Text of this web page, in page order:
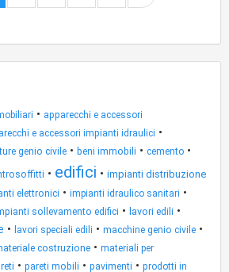
• apparecchi e accessori
e accessori impianti idraulici •
genio civile • beni immobili • cemento •
• edifici • impianti distribuzione
elettronici • impianti idraulico sanitari •
sollevamento edifici • lavori edili •
• lavori speciali edili • macchine genio civile •
costruzione • materiali per
• pareti mobili • pavimenti • prodotti in